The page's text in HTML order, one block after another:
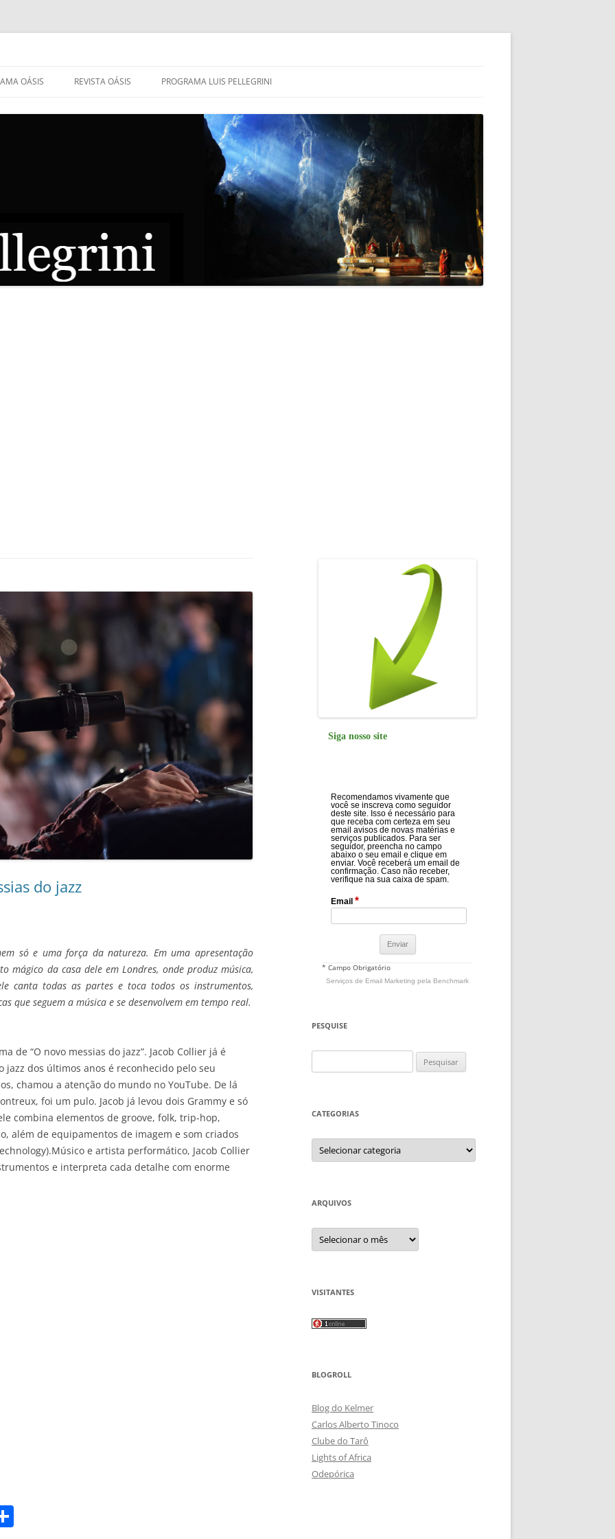
OÁSIS REVISTA OÁSIS PROGRAMA LUIS PELLEGRINI
do jazz
só e uma força da natureza. Em uma apresentação
mágico da casa dele em Londres, onde produz música,
canta todas as partes e toca todos os instrumentos,
que seguem a música e se desenvolvem em tempo real.
de “O novo messias do jazz”. Jacob Collier já é
dos últimos anos é reconhecido pelo seu
chamou a atenção do mundo no YouTube. De lá
foi um pulo. Jacob já levou dois Grammy e só
combina elementos de groove, folk, trip-hop,
além de equipamentos de imagem e som criados
Músico e artista performático, Jacob Collier
e interpreta cada detalhe com enorme
Siga nosso site
Recomendamos vivamente que
você se inscreva como seguidor
deste site. Isso é necessário para
que receba com certeza em seu
email avisos de novas matérias e
serviços publicados. Para ser
seguidor, preencha no campo
abaixo o seu email e clique em
enviar. Você receberá um email de
confirmação. Caso não receber,
verifique na sua caixa de spam.
Email *
* Campo Obrigatório
Serviços de Email Marketing pela Benchmark
PESQUISE
por:
CATEGORIAS
Categorias
ARQUIVOS
Arquivos
VISITANTES
BLOGROLL
Blog do Kelmer
Carlos Alberto Tinoco
Clube do Tarô
Lights of Africa
Odepórica